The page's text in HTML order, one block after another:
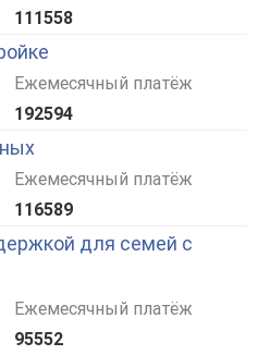
111558
Ежемесячный платёж
192594
Ежемесячный платёж
116589
для семей с
Ежемесячный платёж
95552